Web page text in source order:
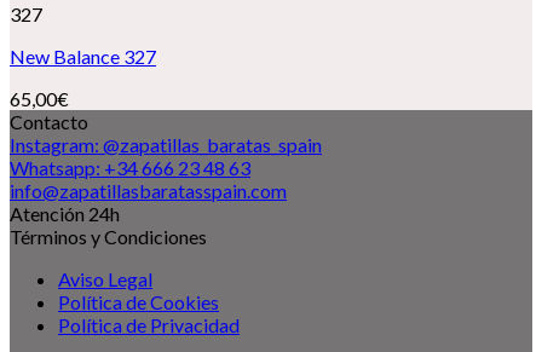
327
New Balance 327
65,00€
Contacto
Instagram: @zapatillas_baratas_spain
Whatsapp: +34 666 23 48 63
info@zapatillasbaratasspain.com
Atención 24h
Términos y Condiciones
Aviso Legal
Política de Cookies
Política de Privacidad